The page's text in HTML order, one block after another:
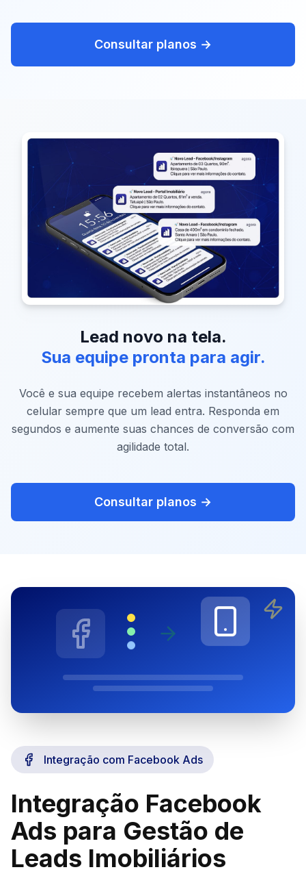
Consultar planos →
Lead novo na tela.
Sua equipe pronta para agir.
Você e sua equipe recebem alertas instantâneos no
celular sempre que um lead entra. Responda em
segundos e aumente suas chances de conversão com
agilidade total.
Consultar planos →
Integração com Facebook Ads
Integração Facebook
Ads para Gestão de
Leads Imobiliários